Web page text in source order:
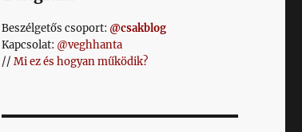
Beszélgetős csoport: @csakblog
Kapcsolat: @veghhanta
// Mi ez és hogyan működik?